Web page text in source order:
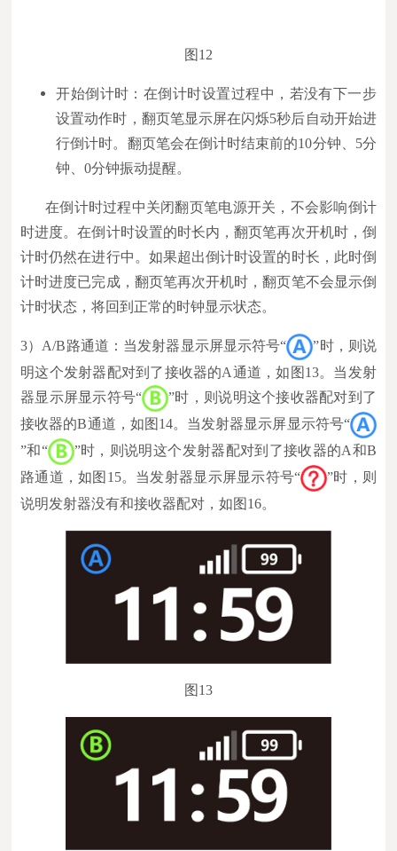
图12
开始倒计时：在倒计时设置过程中，若没有下一步
设置动作时，翻页笔显示屏在闪烁5秒后自动开始进
行倒计时。翻页笔会在倒计时结束前的10分钟、5分
钟、0分钟振动提醒。
在倒计时过程中关闭翻页笔电源开关，不会影响倒计
时进度。在倒计时设置的时长内，翻页笔再次开机时，倒
计时仍然在进行中。如果超出倒计时设置的时长，此时倒
计时进度已完成，翻页笔再次开机时，翻页笔不会显示倒
计时状态，将回到正常的时钟显示状态。
3） A/B路通道：当发射器显示屏显示符号“
”时，则说
明这个发射器配对到了接收器的A通道，如图13。当发射
器显示屏显示符号“
”时，则说明这个接收器配对到了
接收器的B通道，如图14。当发射器显示屏显示符号“
”和“
”时，则说明这个发射器配对到了接收器的A和B
路通道，如图15。当发射器显示屏显示符号“
”时，则
说明发射器没有和接收器配对，如图16。
图13